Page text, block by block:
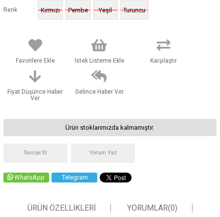
Renk : Kırmızı Pembe Yeşil Turuncu
Favorilere Ekle İstek Listeme Ekle Karşılaştır
Fiyat Düşünce Haber
Ver
Gelince Haber Ver
Ürün stoklarımızda kalmamıştır.
Tavsiye Et Yorum Yaz
WhatsApp Telegram
ÜRÜN ÖZELLIKLERI YORUMLAR(0)